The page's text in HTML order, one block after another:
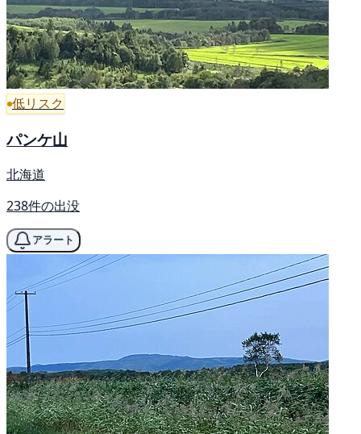
低リスク
パンケ山
北海道
238件の出没
アラート